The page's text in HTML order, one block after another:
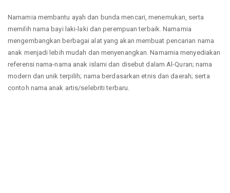
Namamia membantu ayah dan bunda mencari, menemukan, serta
memilih nama bayi laki-laki dan perempuan terbaik. Namamia
mengembangkan berbagai alat yang akan membuat pencarian nama
anak menjadi lebih mudah dan menyenangkan. Namamia menyediakan
referensi nama-nama anak islami dan disebut dalam Al-Quran; nama
modern dan unik terpilih; nama berdasarkan etnis dan daerah; serta
contoh nama anak artis/selebriti terbaru.